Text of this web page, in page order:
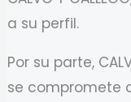
a su perfil.
Por su parte,
se compromete